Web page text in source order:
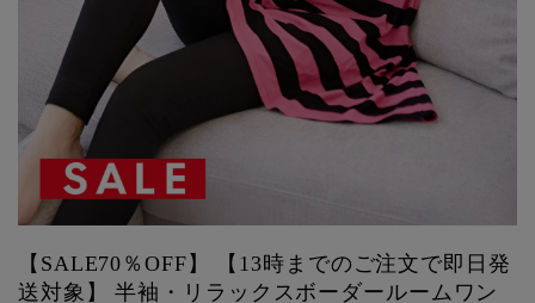
【SALE70％OFF】 【13時までのご注文で即日発
送対象】 半袖・リラックスボーダールームワン